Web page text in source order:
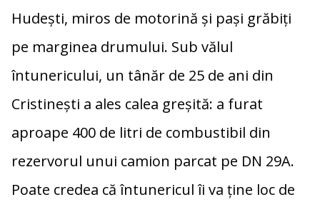
Hudești, miros de motorină și pași grăbiți
pe marginea drumului. Sub vălul
întunericului, un tânăr de 25 de ani din
Cristinești a ales calea greșită: a furat
aproape 400 de litri de combustibil din
rezervorul unui camion parcat pe DN 29A.
Poate credea că întunericul îi va ține loc de